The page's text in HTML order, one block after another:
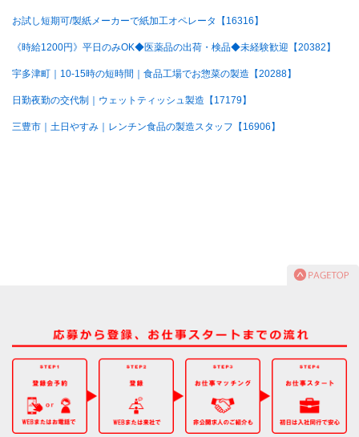
お試し短期可/製紙メーカーで紙加工オペレータ【16316】
《時給1200円》平日のみOK◆医薬品の出荷・検品◆未経験歓迎【20382】
宇多津町｜10-15時の短時間｜食品工場でお惣菜の製造【20288】
日勤夜勤の交代制｜ウェットティッシュ製造【17179】
三豊市｜土日やすみ｜レンチン食品の製造スタッフ【16906】